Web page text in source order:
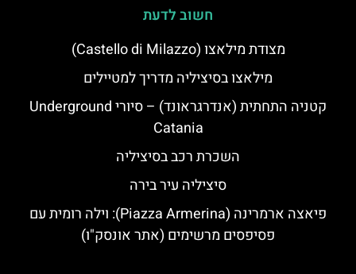
חשוב לדעת
מצודת מילאצו (Castello di Milazzo)
מילאצו בסיציליה מדריך למטיילים
קטניה התחתית (אנדרגראונד) – סיורי Underground
Catania
השכרת רכב בסיציליה
סיציליה עיר בירה
פיאצה ארמרינה (Piazza Armerina): וילה רומית עם
פסיפסים מרשימים (אתר אונסק"ו)